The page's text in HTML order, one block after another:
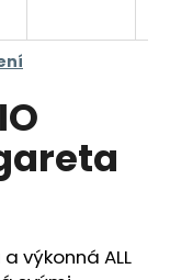
výkonná ALL